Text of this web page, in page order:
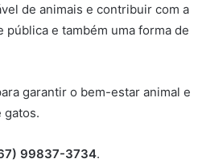
de animais e contribuir com a
pública e também uma forma de
garantir o bem-estar animal e
gatos.
99837-3734.